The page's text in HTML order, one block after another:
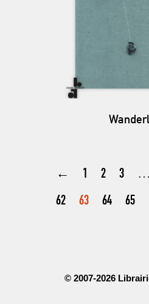
← 1 2 3 …
62
63 64 65
© 2007-2026